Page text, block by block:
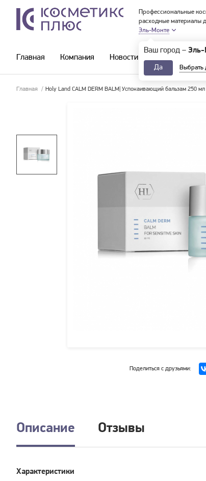
Профессиональные
расходные материалы
Эль-Монте
Ваш город –
Да Выбрать
Главная Компания Новости и акции
Главная / Holy Land CALM DERM BALM| Успокаивающий бальзам 250 мл
Поделиться с друзьями:
Описание Отзывы
Характеристики